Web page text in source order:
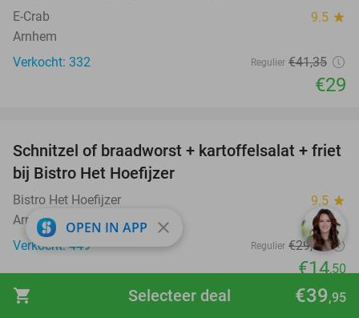
shopping_cart €39,95
Selecteer deal
E-Crab 9.5 star
Arnhem
Verkocht: 332
Regulier €41,35
€29
51%
Schnitzel of braadworst + kartoffelsalat + friet
bij Bistro Het Hoefijzer
Bistro Het Hoefijzer 9.5 star
Arnhem
Verkocht: 449
Regulier €29,50
€14,50
favorite_border
OPEN IN APP close